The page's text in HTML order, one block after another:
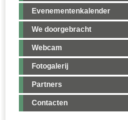
Evenementenkalender
We doorgebracht
Webcam
Fotogalerij
Partners
Contacten